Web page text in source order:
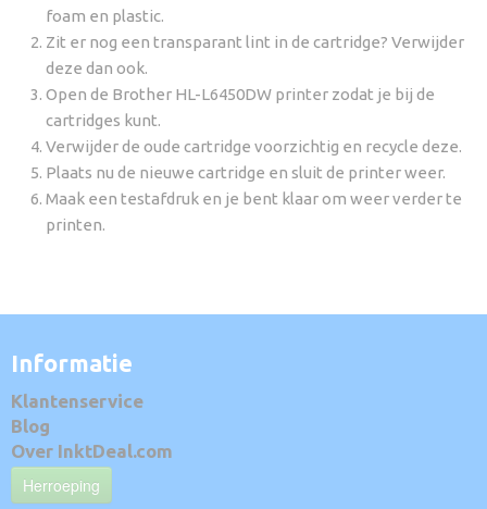
foam en plastic.
Zit er nog een transparant lint in de cartridge? Verwijder
deze dan ook.
Open de Brother HL-L6450DW printer zodat je bij de
cartridges kunt.
Verwijder de oude cartridge voorzichtig en recycle deze.
Plaats nu de nieuwe cartridge en sluit de printer weer.
Maak een testafdruk en je bent klaar om weer verder te
printen.
Informatie
Klantenservice
Blog
Over InktDeal.com
Herroeping